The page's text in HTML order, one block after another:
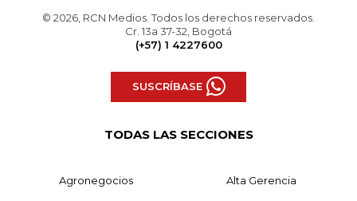
© 2026, RCN Medios. Todos los derechos reservados.
Cr. 13a 37-32, Bogotá
(+57) 1 4227600
SUSCRÍBASE
TODAS LAS SECCIONES
Agronegocios Alta Gerencia